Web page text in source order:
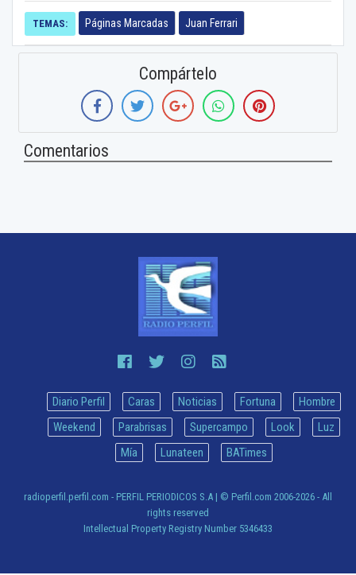
TEMAS: Páginas Marcadas Juan Ferrari
Compártelo
Comentarios
Diario Perfil Caras Noticias Fortuna
Hombre
Weekend
Parabrisas Supercampo Look
Luz
Mía
Lunateen BATimes
radioperfil.perfil.com - PERFIL PERIODICOS S.A | © Perfil.com 2006-2026 - All
rights reserved
Intellectual Property Registry Number 5346433